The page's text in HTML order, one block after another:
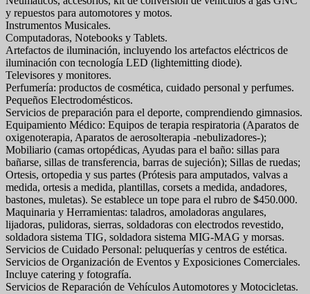
y repuestos para automotores y motos.
Instrumentos Musicales.
Computadoras, Notebooks y Tablets.
Artefactos de iluminación, incluyendo los artefactos eléctricos de
iluminación con tecnología LED (lightemitting diode).
Televisores y monitores.
Perfumería: productos de cosmética, cuidado personal y perfumes.
Pequeños Electrodomésticos.
Servicios de preparación para el deporte, comprendiendo gimnasios.
Equipamiento Médico: Equipos de terapia respiratoria (Aparatos de
oxigenoterapia, Aparatos de aerosolterapia -nebulizadores-);
Mobiliario (camas ortopédicas, Ayudas para el baño: sillas para
bañarse, sillas de transferencia, barras de sujeción); Sillas de ruedas;
Ortesis, ortopedia y sus partes (Prótesis para amputados, valvas a
medida, ortesis a medida, plantillas, corsets a medida, andadores,
bastones, muletas). Se establece un tope para el rubro de $450.000.
Maquinaria y Herramientas: taladros, amoladoras angulares,
lijadoras, pulidoras, sierras, soldadoras con electrodos revestido,
soldadora sistema TIG, soldadora sistema MIG-MAG y morsas.
Servicios de Cuidado Personal: peluquerías y centros de estética.
Servicios de Organización de Eventos y Exposiciones Comerciales.
Incluye catering y fotografía.
Servicios de Reparación de Vehículos Automotores y Motocicletas.